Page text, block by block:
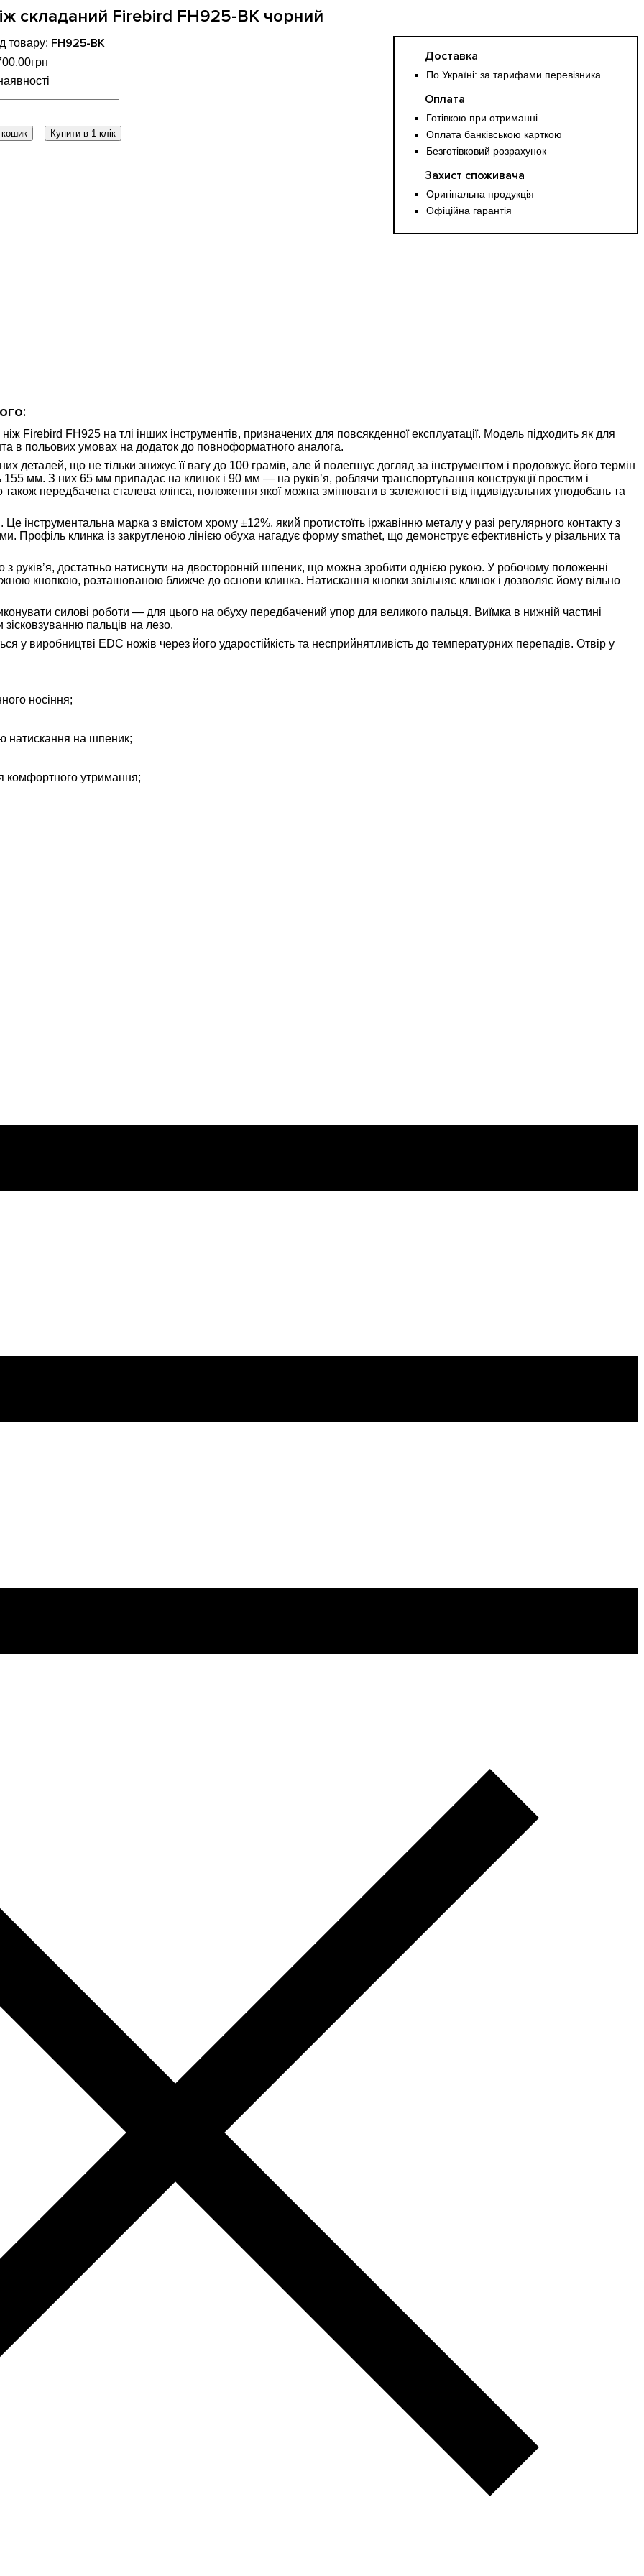
складаний Firebird FH925-BK чорний
FH925-BK
.00грн
Купити в 1 клік
Доставка
По Україні: за тарифами перевізника
Оплата
Готівкою при отриманні
Оплата банківською карткою
Безготівковий розрахунок
Захист споживача
Оригінальна продукція
Офіційна гарантія
Firebird FH925 на тлі інших інструментів, призначених для повсякденної експлуатації. Модель підходить як для
в польових умовах на додаток до повноформатного аналога.
деталей, що не тільки знижує її вагу до 100 грамів, але й полегшує догляд за інструментом і продовжує його термін
мм. З них 65 мм припадає на клинок і 90 мм — на руківʼя, роблячи транспортування конструкції простим і
передбачена сталева кліпса, положення якої можна змінювати в залежності від індивідуальних уподобань та
інструментальна марка з вмістом хрому ±12%, який протистоїть іржавінню металу у разі регулярного контакту з
Профіль клинка із закругленою лінією обуха нагадує форму smathet, що демонструє ефективність у різальних та
руківʼя, достатньо натиснути на двосторонній шпеник, що можна зробити однією рукою. У робочому положенні
кнопкою, розташованою ближче до основи клинка. Натискання кнопки звільняє клинок і дозволяє йому вільно
силові роботи — для цього на обуху передбачений упор для великого пальця. Виїмка в нижній частині
пальців на лезо.
у виробництві EDC ножів через його ударостійкість та несприйнятливість до температурних перепадів. Отвір у
носіння;
натискання на шпеник;
комфортного утримання;